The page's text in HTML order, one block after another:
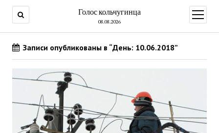
Голос кольчугинца
08.08.2026
меню
Записи опубликованы в “День: 10.06.2018”